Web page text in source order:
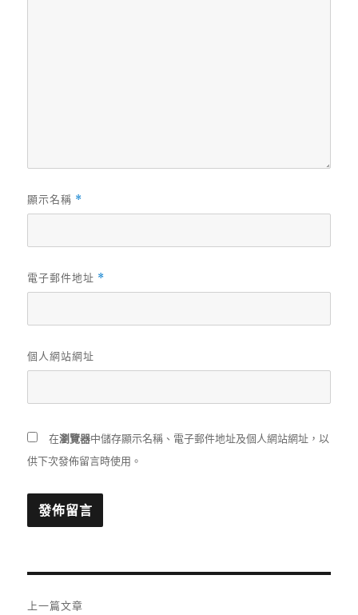
顯示名稱 *
電子郵件地址 *
個人網站網址
在瀏覽器中儲存顯示名稱、電子郵件地址及個人網站網址，以
供下次發佈留言時使用。
上一篇文章